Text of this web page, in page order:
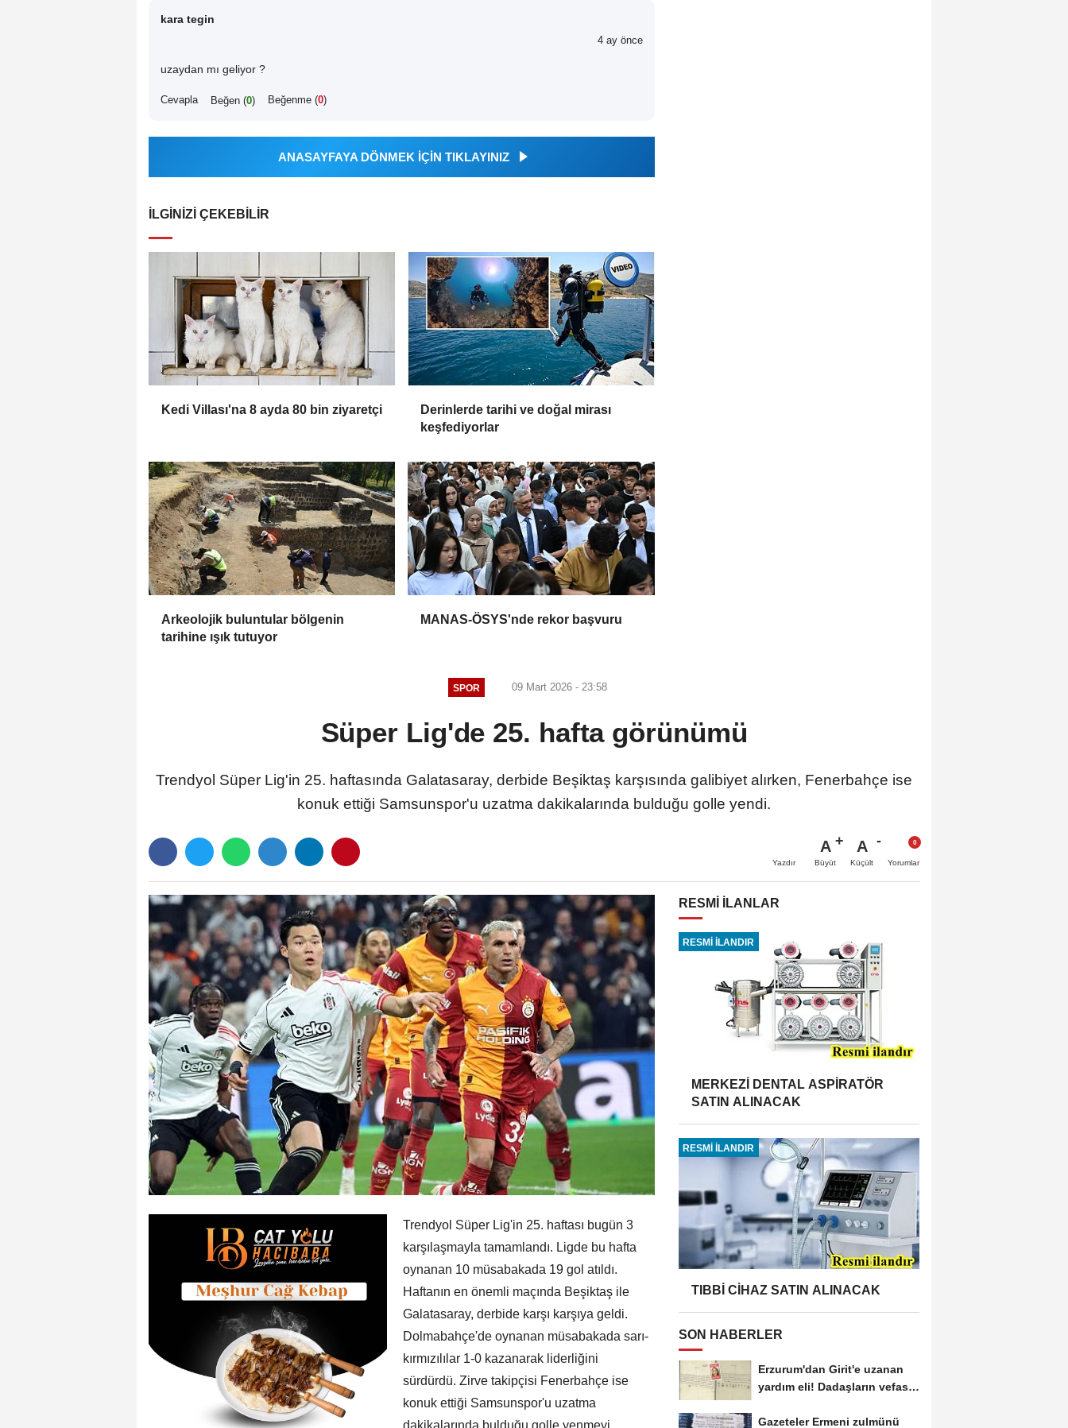
kara tegin
4 ay önce
uzaydan mı geliyor ?
Cevapla Beğen (0) Beğenme (0)
ANASAYFAYA DÖNMEK İÇİN TIKLAYINIZ
İLGINIZI ÇEKEBILIR
Kedi Villası'na 8 ayda 80 bin ziyaretçi
Derinlerde tarihi ve doğal mirası
keşfediyorlar
Arkeolojik buluntular bölgenin
tarihine ışık tutuyor
MANAS-ÖSYS'nde rekor başvuru
SPOR 09 Mart 2026 - 23:58
Süper Lig'de 25. hafta görünümü
Trendyol Süper Lig'in 25. haftasında Galatasaray, derbide Beşiktaş karşısında galibiyet alırken, Fenerbahçe ise
konuk ettiği Samsunspor'u uzatma dakikalarında bulduğu golle yendi.
Yazdır
A
Büyüt
A
Küçült Yorumlar
Trendyol Süper Lig'in 25. haftası bugün 3
karşılaşmayla tamamlandı. Ligde bu hafta
oynanan 10 müsabakada 19 gol atıldı.
Haftanın en önemli maçında Beşiktaş ile
Galatasaray, derbide karşı karşıya geldi.
Dolmabahçe'de oynanan müsabakada sarı-
kırmızılılar 1-0 kazanarak liderliğini
sürdürdü. Zirve takipçisi Fenerbahçe ise
konuk ettiği Samsunspor'u uzatma
dakikalarında bulduğu golle yenmeyi
RESMİ İLANLAR
RESMİ İLANDIR
MERKEZİ DENTAL ASPİRATÖR
SATIN ALINACAK
RESMİ İLANDIR
TIBBİ CİHAZ SATIN ALINACAK
SON HABERLER
Erzurum'dan Girit'e uzanan
yardım eli! Dadaşların vefası
Gazeteler Ermeni zulmünü